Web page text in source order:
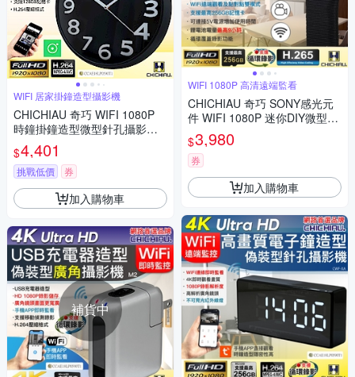
WIFI 居家掛鐘造型攝影機
CHICHIAU 奇巧 WIFI 1080P
時鐘掛鐘造型微型針孔攝影機C
K10 影音記錄器
$4,401
挑戰低價 券
加入購物車
補貨中
WIFI 1080P 高清遠端監看
CHICHIAU 奇巧 SONY感光元
件 WIFI 1080P 迷你DIY微型針
孔遠端網路攝影機錄影模組 X3
M
$3,980
券
加入購物車